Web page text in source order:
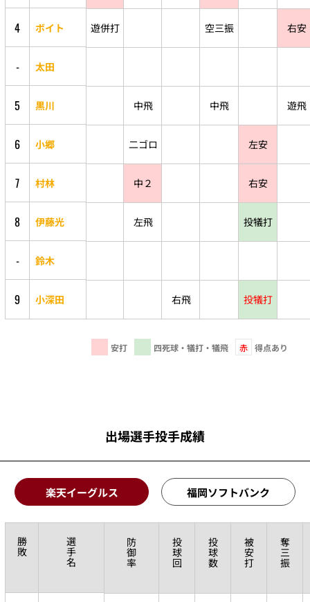
4 ボイト 遊併打 空三振 右安
- 太田
5 黒川 中飛 中飛 遊飛
6 小郷 二ゴロ 左安
7 村林 中２ 右安
8 伊藤光 左飛 投犠打
- 鈴木
9 小深田 右飛 投犠打
安打 四死球・犠打・犠飛 赤 得点あり
出場選手投手成績
楽天イーグルス 福岡ソフトバンク
勝
敗
選
手
名
防
御
率
投
球
回
投
球
数
被
安
打
奪
三
振